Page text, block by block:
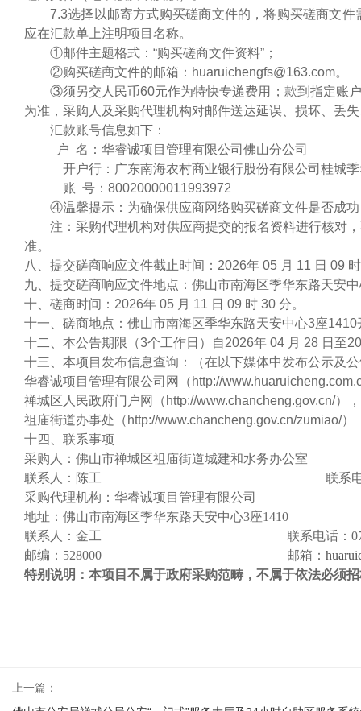
7.3选择以邮寄方式购买磋商文件的，将购买磋商文
应在汇款单上注明项目名称。
①邮件主题格式：“购买磋商文件资料”；
②购买磋商文件的邮箱：huaruichengfs@163.com。
③须另交人民币60元作为特快专递费用；款到指定账
为准，采购人及采购代理机构对邮件送达延误、损坏、丢
汇款账号信息如下：
户 名：华睿诚项目管理有限公司佛山分公司
开户行：广东南海农村商业银行股份有限公司桂城
账 号： 80020000011993972
④温馨提示：为确保供应商网络购买磋商文件是否成
注：采购代理机构对供应商提交的报名资料进行核对
准。
八、提交磋商响应文件截止时间： 2026年 05 月 11 日 09
九、提交磋商响应文件地点： 佛山市南海区季华东路天安
十、磋商时间：2026年 05 月 11 日 09 时 30 分。
十一、磋商地点： 佛山市南海区季华东路天安中心3座1410
十二、本公告期限（3个工作日）自2026年 04 月 28 日至
十三、本项目发布信息查询：（在以下媒体中发布公示及
华睿诚项目管理有限公司网（ http://
禅城区人民政府门户网（ http://www.chancheng.gov.cn/），
祖庙街道办事处（ http://www.chancheng.gov.cn/zumiao/）
十四、联系事项
采购人： 佛山市禅城区祖庙街道城建和水务办公室
联系人：陈工
联系
采购代理机构：华睿诚项目管理有限公司
地址：佛山市南海区季华东路天安中心3座1410
联系人： 金工 联系电话：
邮编： 528000 邮箱：
特别说明：本项目不属于政府采购范畴，不属于依法必须
上一篇：